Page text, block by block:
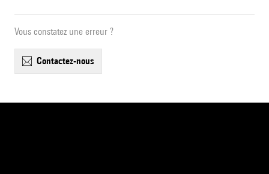
Vous constatez une erreur ?
contactez-nous